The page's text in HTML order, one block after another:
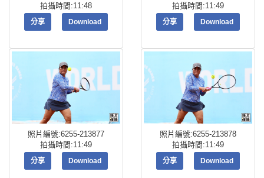
拍攝時間:11:48
分享 Download
拍攝時間:11:49
分享 Download
照片編號:6255-213877
拍攝時間:11:49
分享 Download
照片編號:6255-213878
拍攝時間:11:49
分享 Download